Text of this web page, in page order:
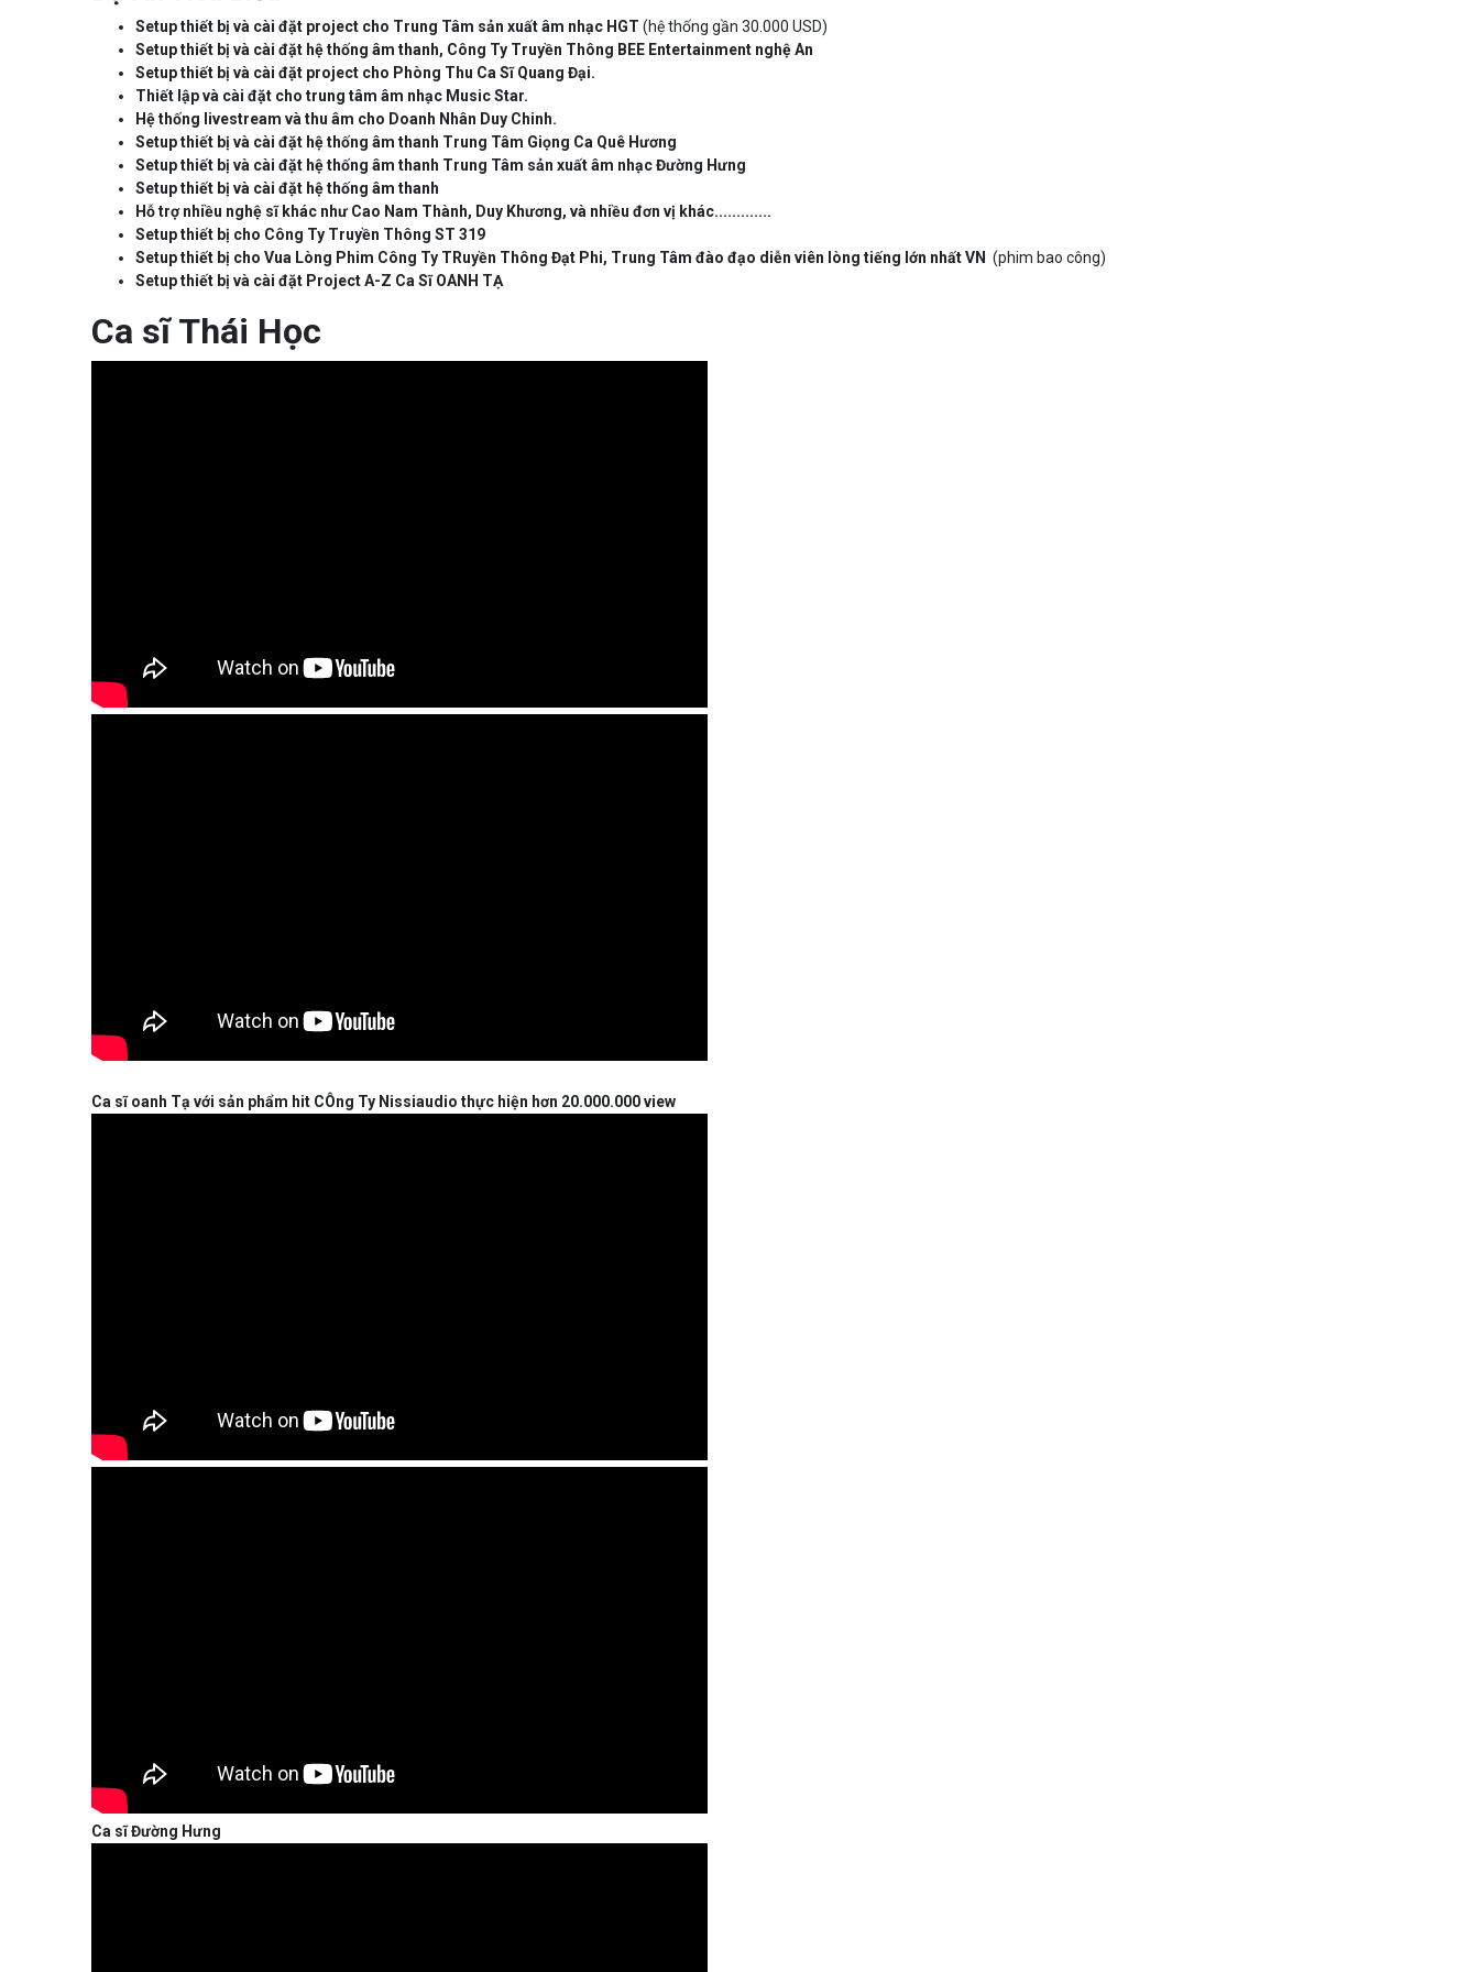
Setup thiết bị và cài đặt project cho Trung Tâm sản xuất âm nhạc HGT (hệ thống gần 30.000 USD)
Setup thiết bị và cài đặt hệ thống âm thanh, Công Ty Truyền Thông BEE Entertainment nghệ An
Setup thiết bị và cài đặt project cho Phòng Thu Ca Sĩ Quang Đại.
Thiết lập và cài đặt cho trung tâm âm nhạc Music Star.
Hệ thống livestream và thu âm cho Doanh Nhân Duy Chinh.
Setup thiết bị và cài đặt hệ thống âm thanh Trung Tâm Giọng Ca Quê Hương
Setup thiết bị và cài đặt hệ thống âm thanh Trung Tâm sản xuất âm nhạc Đường Hưng
Setup thiết bị và cài đặt hệ thống âm thanh
Hỗ trợ nhiều nghệ sĩ khác như Cao Nam Thành, Duy Khương, và nhiều đơn vị khác.............
Setup thiết bị cho Công Ty Truyền Thông ST 319
Setup thiết bị cho Vua Lòng Phim Công Ty TRuyền Thông Đạt Phi, Trung Tâm đào đạo diễn viên lòng tiếng lớn nhất VN (phim bao công)
Setup thiết bị và cài đặt Project A-Z Ca Sĩ OANH TẠ
Ca sĩ Thái Học
Ca sĩ oanh Tạ với sản phẩm hit CÔng Ty Nissiaudio thực hiện hơn 20.000.000 view
Ca sĩ Đường Hưng